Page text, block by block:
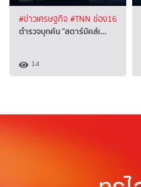
#ข่าวเศรษฐกิจ #TNN ช่อง16
ตำรวจบุกค้น "สตาร์บัคส์เ…
14